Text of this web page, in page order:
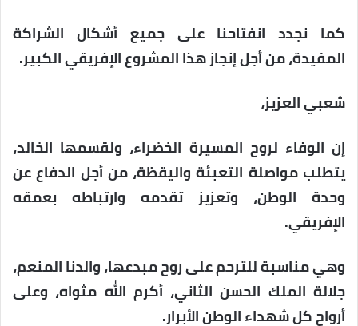
كما نجدد انفتاحنا على جميع أشكال الشراكة
المفيدة، من أجل إنجاز هذا المشروع الإفريقي الكبير.
شعبي العزيز،
إن الوفاء لروح المسيرة الخضراء، ولقسمها الخالد،
يتطلب مواصلة التعبئة واليقظة، من أجل الدفاع عن
وحدة الوطن، وتعزيز تقدمه وارتباطه بعمقه
الإفريقي.
وهي مناسبة للترحم على روح مبدعها، والدنا المنعم،
جلالة الملك الحسن الثاني، أكرم الله مثواه، وعلى
أرواح كل شهداء الوطن الأبرار.